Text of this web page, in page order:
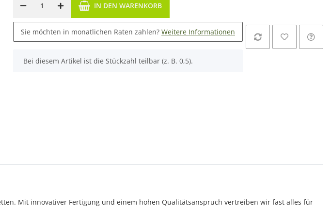
IN DEN WARENKORB
Sie möchten in monatlichen Raten zahlen? Weitere Informationen
x
Bei diesem Artikel ist die Stückzahl teilbar (z. B. 0,5).
Mit innovativer Fertigung und einem hohen Qualitätsanspruch vertreiben wir fast alles für